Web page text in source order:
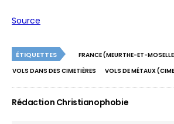
Source
ÉTIQUETTES
FRANCE (MEURTHE-ET-
VOLS DANS DES CIMETIÈRES
VOLS DE MÉTAUX
Rédaction Christianophobie